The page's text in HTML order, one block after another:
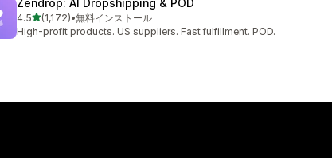
4.55つ星中
(1,172)
合計レビュー数：1172件
•無料インストール
High-profit products. US suppliers. Fast fulfillment. POD.